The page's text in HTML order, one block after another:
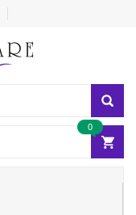
0